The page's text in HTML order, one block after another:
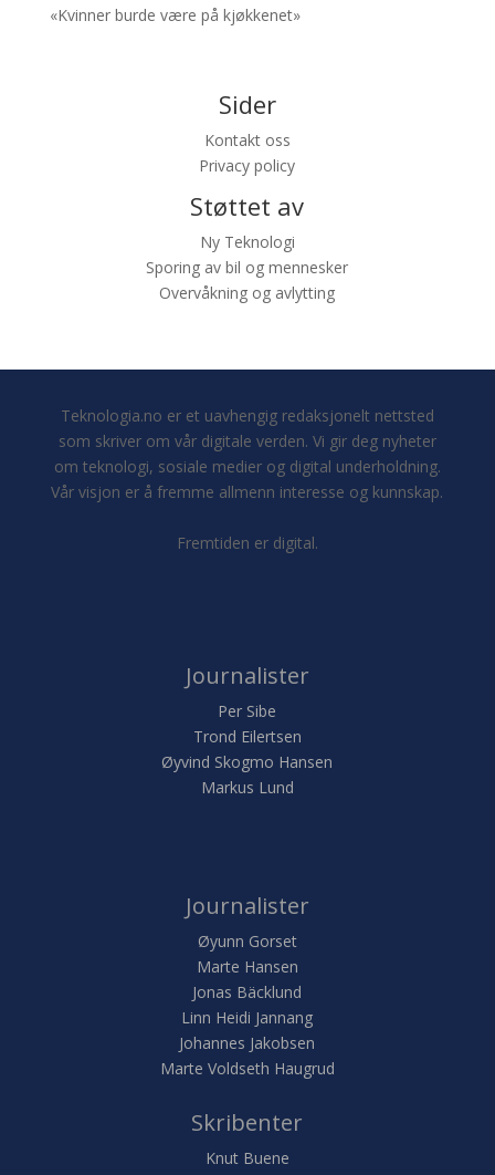
«Kvinner burde være på kjøkkenet»
Sider
Kontakt oss
Privacy policy
Støttet av
Ny Teknologi
Sporing av bil og mennesker
Overvåkning og avlytting
Teknologia.no er et uavhengig redaksjonelt nettsted
som skriver om vår digitale verden. Vi gir deg nyheter
om teknologi, sosiale medier og digital underholdning.
Vår visjon er å fremme allmenn interesse og kunnskap.
Fremtiden er digital.
Journalister
Per Sibe
Trond Eilertsen
Øyvind Skogmo Hansen
Markus Lund
Journalister
Øyunn Gorset
Marte Hansen
Jonas Bäcklund
Linn Heidi Jannang
Johannes Jakobsen
Marte Voldseth Haugrud
Skribenter
Knut Buene